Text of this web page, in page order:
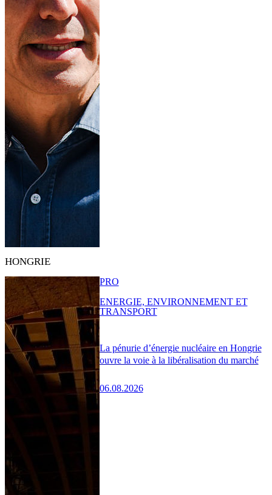
HONGRIE
La pénurie d’énergie nucléaire en Hongrie
ouvre la voie à la libéralisation du marché
06.08.2026
PRO
ENERGIE, ENVIRONNEMENT ET
TRANSPORT